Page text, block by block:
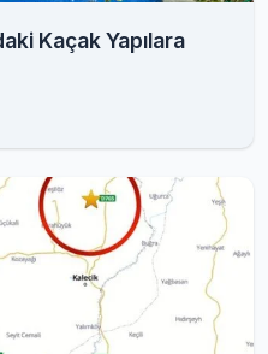
Kaçak Yapılara